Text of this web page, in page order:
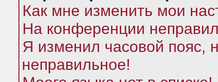
Как мне изменить мои
На конференции
Я изменил часовой пояс,
неправильное!